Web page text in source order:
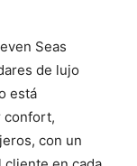
Seas
de lujo
está
confort,
con un